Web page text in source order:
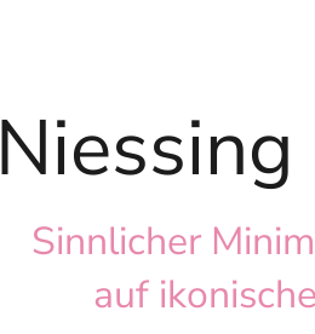
Sinnlicher
auf